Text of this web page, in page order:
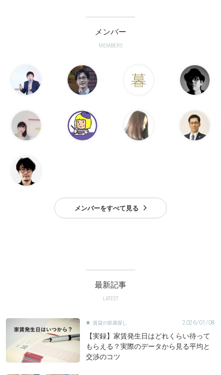
メンバー
MEMBERS
メンバーをすべて見る
最新記事
LATEST
賃貸の部屋探し 2026/01/08
【実録】家賃発生日はどれくらい待って
もらえる？実際のデータから見る平均と
交渉のコツ